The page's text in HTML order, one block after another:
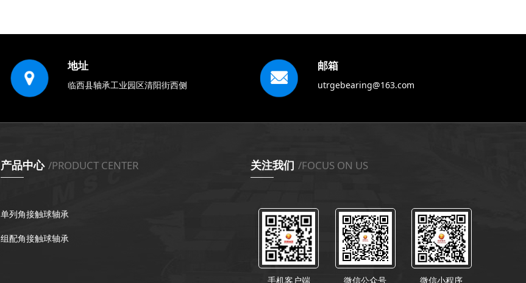
地址
临西县轴承工业园区清阳街西侧
邮箱
utrgebearing@163.com
产品中心 /PRODUCT CENTER
单列角接触球轴承
组配角接触球轴承
关注我们 /FOCUS ON US
手机客户端 微信公众号 微信小程序